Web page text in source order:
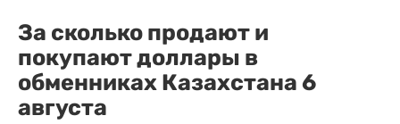
За сколько продают и
покупают доллары в
обменниках Казахстана 6
августа